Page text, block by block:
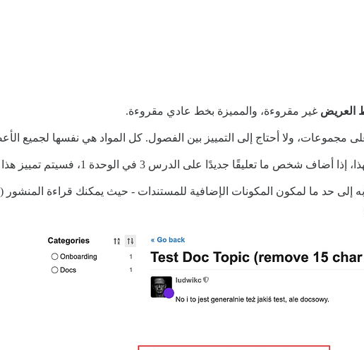
العريض غير مقروءة، والمميزة بخط عادي مقروءة.
مجموعات، ولا أحتاج إلى التمييز بين الفصول. كل المواد هي نفسها لجميع
الدرس 3 في الوحدة 1، فسيتم تمييز هذا الموضوع مرة أخرى على أنه غير مقروء. هذا ما أريد تجنبه.
إلى حد ما لمكون المكونات الإضافية للمستندات - حيث يمكنك قراءة